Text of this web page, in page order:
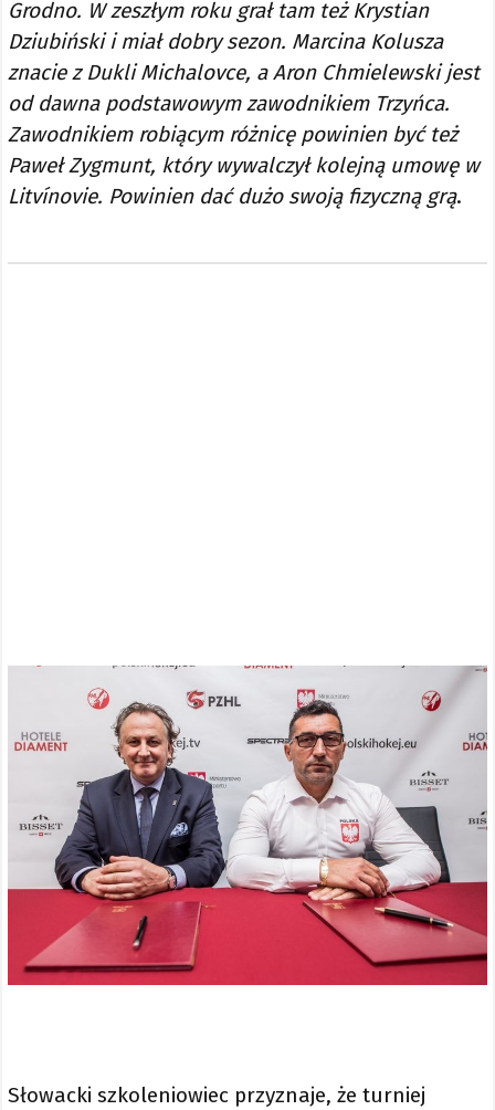
Grodno. W zeszłym roku grał tam też Krystian
Dziubiński i miał dobry sezon. Marcina Kolusza
znacie z Dukli Michalovce, a Aron Chmielewski jest
od dawna podstawowym zawodnikiem Trzyńca.
Zawodnikiem robiącym różnicę powinien być też
Paweł Zygmunt, który wywalczył kolejną umowę w
Litvínovie. Powinien dać dużo swoją fizyczną grą.
Słowacki szkoleniowiec przyznaje, że turniej